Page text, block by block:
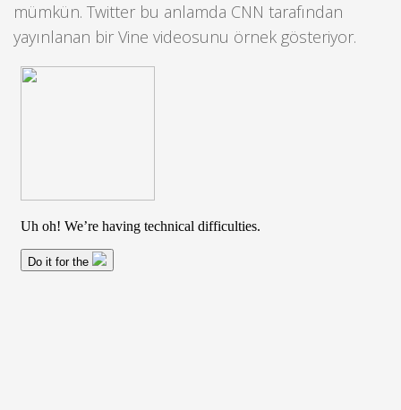
mümkün. Twitter bu anlamda CNN tarafından
yayınlanan bir Vine videosunu örnek gösteriyor.